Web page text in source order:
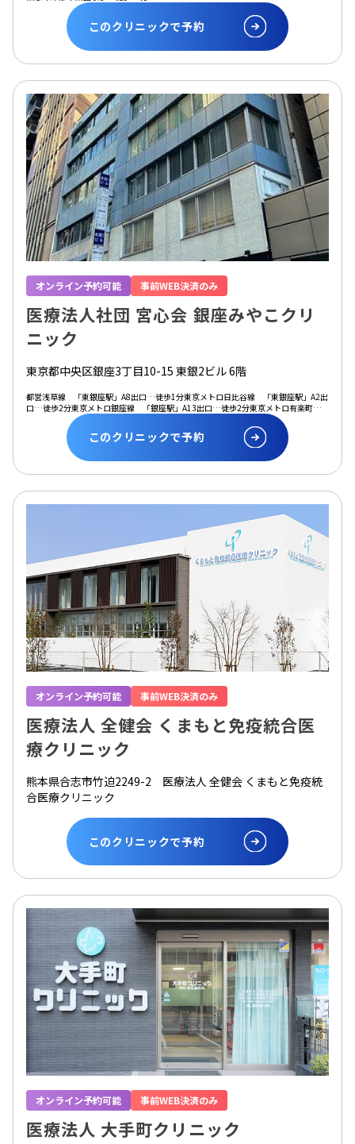
このクリニックで予約
オンライン予約可能 事前WEB決済のみ
医療法人社団 宮心会 銀座みやこクリ
ニック
東京都中央区銀座3丁目10-15 東銀2ビル 6階
都営浅草線 「東銀座駅」A8出口…徒歩1分東京メトロ日比谷線 「東銀座駅」A2出
口…徒歩2分東京メトロ銀座線 「銀座駅」A13出口…徒歩2分東京メトロ有楽町線
「銀座一丁目駅」11番出口…徒歩3分
このクリニックで予約
オンライン予約可能 事前WEB決済のみ
医療法人 全健会 くまもと免疫統合医
療クリニック
熊本県合志市竹迫2249-2 医療法人 全健会 くまもと免疫統
合医療クリニック
このクリニックで予約
オンライン予約可能 事前WEB決済のみ
医療法人 大手町クリニック